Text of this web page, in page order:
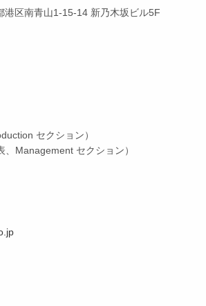
区南青山1-15-14 新乃木坂ビル5F
セクション）
Management セクション）